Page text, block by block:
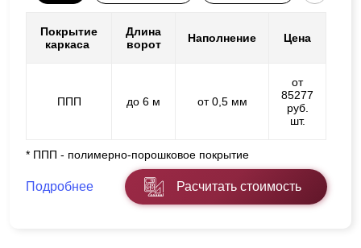
Покрытие
каркаса
Длина
ворот
Наполнение Цена
ППП до 6 м от 0,5 мм
от
85277
руб.
шт.
* ППП - полимерно-порошковое покрытие
Подробнее Расчитать стоимость